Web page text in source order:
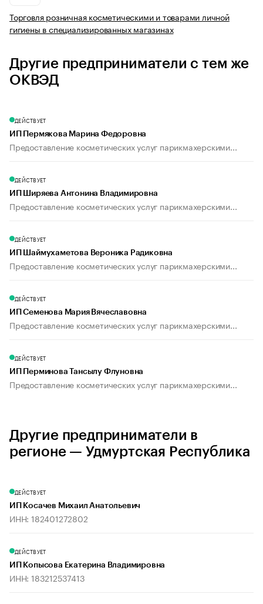
Торговля розничная косметическими и товарами личной
гигиены в специализированных магазинах
Другие предприниматели с тем же
ОКВЭД
ДЕЙСТВУЕТ
ИП Пермякова Марина Федоровна
Предоставление косметических услуг парикмахерскими...
ДЕЙСТВУЕТ
ИП Ширяева Антонина Владимировна
Предоставление косметических услуг парикмахерскими...
ДЕЙСТВУЕТ
ИП Шаймухаметова Вероника Радиковна
Предоставление косметических услуг парикмахерскими...
ДЕЙСТВУЕТ
ИП Семенова Мария Вячеславовна
Предоставление косметических услуг парикмахерскими...
ДЕЙСТВУЕТ
ИП Перминова Тансылу Флуновна
Предоставление косметических услуг парикмахерскими...
Другие предприниматели в
регионе — Удмуртская Республика
ДЕЙСТВУЕТ
ИП Косачев Михаил Анатольевич
ИНН: 182401272802
ДЕЙСТВУЕТ
ИП Копысова Екатерина Владимировна
ИНН: 183212537413